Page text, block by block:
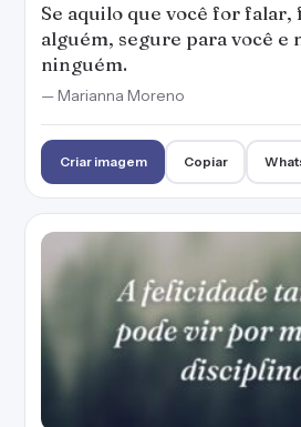
Se aquilo que você for
alguém, segure para você e
ninguém.
— Marianna Moreno
Criar imagem Copiar